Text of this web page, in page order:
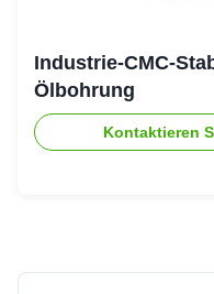
Industrie-CMC-
Ölbohrung
Kontaktieren